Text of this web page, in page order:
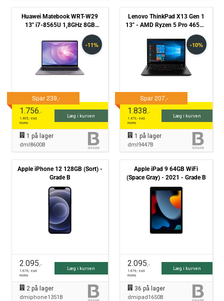
Huawei Matebook WRT-W29
13'' i7-8565U 1,8GHz 8GB
512GB NVMe Win 11 Pro -
Grade B
1.756,-
1.405,- excl.
moms
Læg i kurven
1 på lager
dml8600B
Lenovo ThinkPad X13 Gen 1
13" - AMD Ryzen 5 Pro 4650u
2,1GHz 256GB NVMe 8GB
Win11 Pro - Grade B
1.838,-
1.470,- excl.
moms
Læg i kurven
1 på lager
dml9447B
Apple iPhone 12 128GB (Sort) -
Grade B
2.095,-
1.676,- excl.
moms
Læg i kurven
2på lager
dmiphone1351B
Apple iPad 9 64GB WiFi
(Space Gray) - 2021 - Grade B
2.095,-
1.676,- excl.
moms
Læg i kurven
36 på lager
dmipad1650B